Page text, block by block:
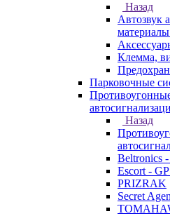
Назад
Автозвук
материалы
Клемма,
Парковочные
Назад
Beltronics
Escort -
PRIZRAK
Secret